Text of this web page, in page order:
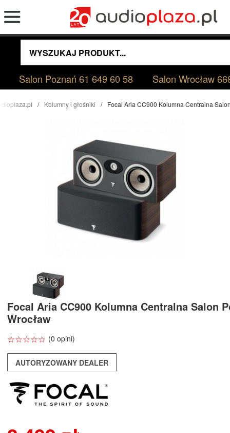
Salon Poznań61 649 60 58 Salon Wrocław
Kolumny i głośniki Focal Aria CC900 Kolumna Centralna
Focal Aria CC900 Kolumna Centralna Salon
Wrocław
☆☆☆☆☆
★★★★★ (0 opini)
AUTORYZOWANY DEALER